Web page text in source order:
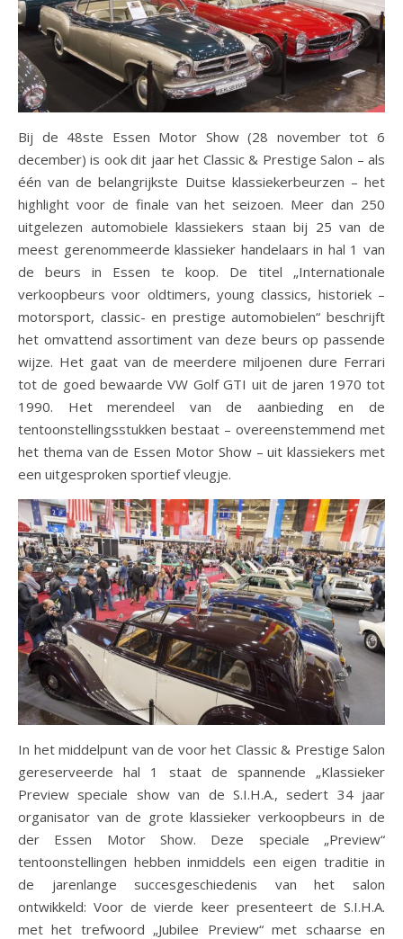
Bij de 48ste Essen Motor Show (28 november tot 6
december) is ook dit jaar het Classic & Prestige Salon – als
één van de belangrijkste Duitse klassiekerbeurzen – het
highlight voor de finale van het seizoen. Meer dan 250
uitgelezen automobiele klassiekers staan bij 25 van de
meest gerenommeerde klassieker handelaars in hal 1 van
de beurs in Essen te koop. De titel „Internationale
verkoopbeurs voor oldtimers, young classics, historiek –
motorsport, classic- en prestige automobielen“ beschrijft
het omvattend assortiment van deze beurs op passende
wijze. Het gaat van de meerdere miljoenen dure Ferrari
tot de goed bewaarde VW Golf GTI uit de jaren 1970 tot
1990. Het merendeel van de aanbieding en de
tentoonstellingsstukken bestaat – overeenstemmend met
het thema van de Essen Motor Show – uit klassiekers met
een uitgesproken sportief vleugje.
In het middelpunt van de voor het Classic & Prestige Salon
gereserveerde hal 1 staat de spannende „Klassieker
Preview speciale show van de S.I.H.A., sedert 34 jaar
organisator van de grote klassieker verkoopbeurs in de
der Essen Motor Show. Deze speciale „Preview“
tentoonstellingen hebben inmiddels een eigen traditie in
de jarenlange succesgeschiedenis van het salon
ontwikkeld: Voor de vierde keer presenteert de S.I.H.A.
met het trefwoord „Jubilee Preview“ met schaarse en